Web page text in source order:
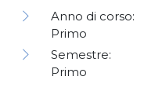
Anno di corso:
Primo
Semestre:
Primo